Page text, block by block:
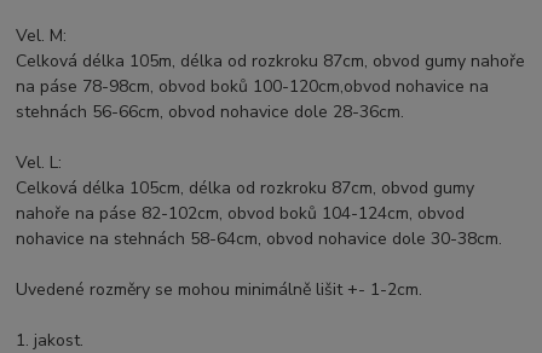
Vel. M:
Celková délka 105m, délka od rozkroku 87cm, obvod gumy nahoře
na páse 78-98cm, obvod boků 100-120cm,obvod nohavice na
stehnách 56-66cm, obvod nohavice dole 28-36cm.
Vel. L:
Celková délka 105cm, délka od rozkroku 87cm, obvod gumy
nahoře na páse 82-102cm, obvod boků 104-124cm, obvod
nohavice na stehnách 58-64cm, obvod nohavice dole 30-38cm.
Uvedené rozměry se mohou minimálně lišit +- 1-2cm.
1. jakost.